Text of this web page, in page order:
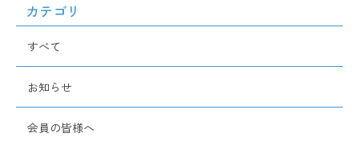
カテゴリ
すべて
お知らせ
会員の皆様へ